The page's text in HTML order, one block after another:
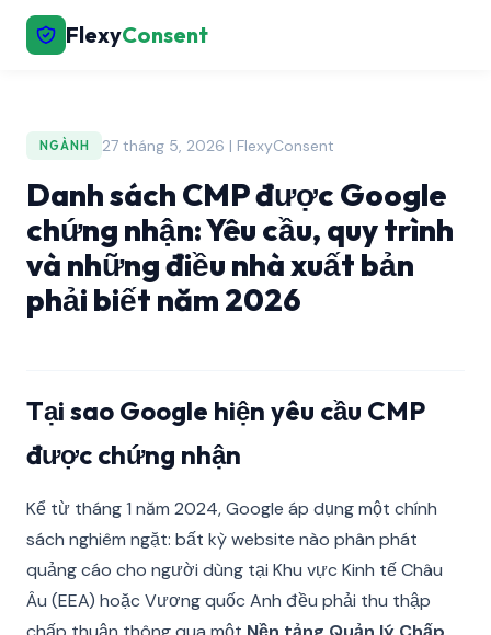
FlexyConsent
NGÀNH 27 tháng 5, 2026 | FlexyConsent
Danh sách CMP được Google
chứng nhận: Yêu cầu, quy trình
và những điều nhà xuất bản
phải biết năm 2026
Tại sao Google hiện yêu cầu CMP
được chứng nhận
Kể từ tháng 1 năm 2024, Google áp dụng một chính
sách nghiêm ngặt: bất kỳ website nào phân phát
quảng cáo cho người dùng tại Khu vực Kinh tế Châu
Âu (EEA) hoặc Vương quốc Anh đều phải thu thập